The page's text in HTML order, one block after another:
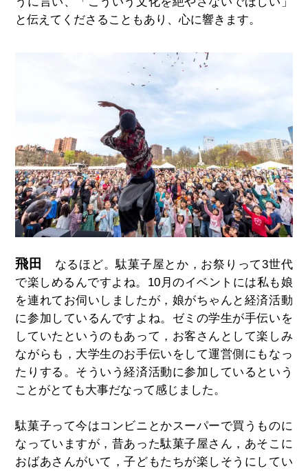
と伝えてくださることもあり、心に響きます。
飛田 なるほど。駄菓子屋とか，お祭りって3世代
で楽しめるんですよね。 10 月のイベントには私も娘
を連れてお伺いしましたが，娘がちゃんと経済活動
に参加しているんですよね。ゼミの学生が手伝いを
していたというのもあって，お客さんとして楽しみ
ながらも，大学生のお手伝いをして運営側にもなっ
たりする。そういう経済活動に参加しているという
ことがとても大事だなって感じました。
駄菓子って今はコンビニとかスーパーで買うものに
なっていますが，昔あった駄菓子屋さん，あそこに
おばあさんがいて，子どもたちが楽しそうにしてい